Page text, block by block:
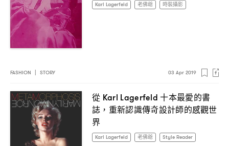
Karl Lagerfeld 老佛爺 時裝攝影
FASHION STORY 03 Apr 2019
從 Karl Lagerfeld 十本最愛的書
誌 ， 重新認識傳奇設計師的感觀世
界
Karl Lagerfeld 老佛爺 Style Reader